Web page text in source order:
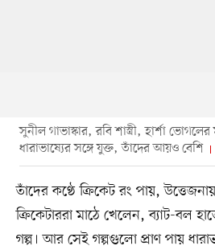
সুনীল গাভাস্কার, রবি শাস্ত্রী, হার্শা
ধারাভাষ্যের সঙ্গে যুক্ত, তাঁদের আয়ও বেশি
তাঁদের কণ্ঠে ক্রিকেট রং পায়,
ক্রিকেটাররা মাঠে খেলেন, ব্যাট-বল
গল্প। আর সেই গল্পগুলো প্রাণ পায়